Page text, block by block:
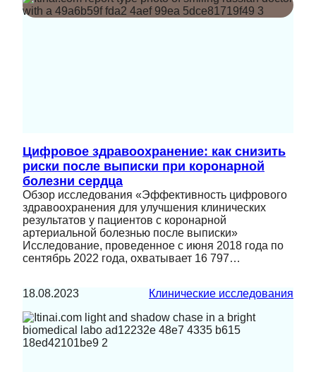
Цифровое здравоохранение: как снизить
риски после выписки при коронарной
болезни сердца
Обзор исследования «Эффективность цифрового
здравоохранения для улучшения клинических
результатов у пациентов с коронарной
артериальной болезнью после выписки»
Исследование, проведенное с июня 2018 года по
сентябрь 2022 года, охватывает 16 797…
18.08.2023 Клинические исследования